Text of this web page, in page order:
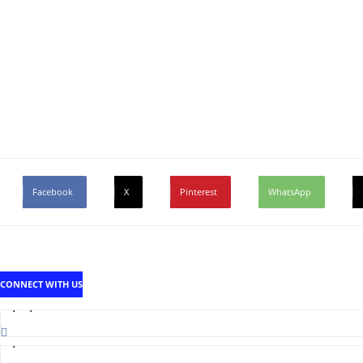
Facebook X Pinterest WhatsApp
CONNECT WITH US